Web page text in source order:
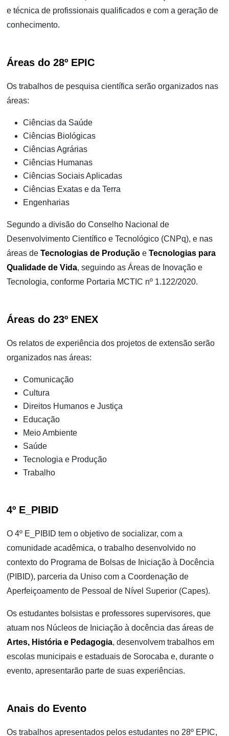
e técnica de profissionais qualificados e com a geração de
conhecimento.
Áreas do 28º EPIC
Os trabalhos de pesquisa científica serão organizados nas
áreas:
Ciências da Saúde
Ciências Biológicas
Ciências Agrárias
Ciências Humanas
Ciências Sociais Aplicadas
Ciências Exatas e da Terra
Engenharias
Segundo a divisão do Conselho Nacional de
Desenvolvimento Científico e Tecnológico (CNPq), e nas
áreas deTecnologias de Produção eTecnologias para
Qualidade de Vida, seguindo as Áreas de Inovação e
Tecnologia, conforme Portaria MCTIC nº 1.122/2020.
Áreas do 23º ENEX
Os relatos de experiência dos projetos de extensão serão
organizados nas áreas:
Comunicação
Cultura
Direitos Humanos e Justiça
Educação
Meio Ambiente
Saúde
Tecnologia e Produção
Trabalho
4º E_PIBID
O 4º E_PIBID tem o objetivo de socializar, com a
comunidade acadêmica, o trabalho desenvolvido no
contexto do Programa de Bolsas de Iniciação à Docência
(PIBID), parceria da Uniso com a Coordenação de
Aperfeiçoamento de Pessoal de Nível Superior (Capes).
Os estudantes bolsistas e professores supervisores, que
atuam nos Núcleos de Iniciação à docência das áreas de
Artes, História e Pedagogia, desenvolvem trabalhos em
escolas municipais e estaduais de Sorocaba e, durante o
evento, apresentarão parte de suas experiências.
Anais do Evento
Os trabalhos apresentados pelos estudantes no 28º EPIC,